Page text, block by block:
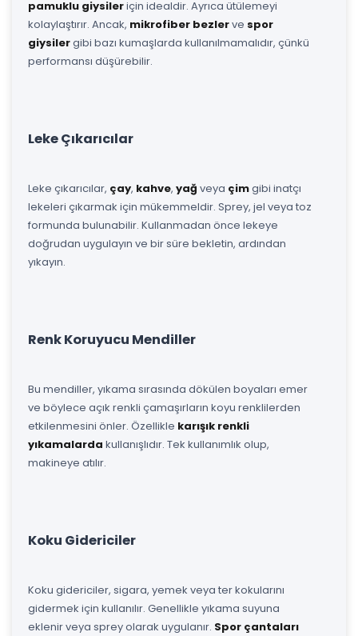
pamuklu giysileriçin idealdir. Ayrıca ütülemeyi
kolaylaştırır. Ancak, mikrofiber bezlerve spor
giysilergibi bazı kumaşlarda kullanılmamalıdır, çünkü
performansı düşürebilir.
Leke Çıkarıcılar
Leke çıkarıcılar, çay, kahve, yağ veya çimgibi inatçı
lekeleri çıkarmak için mükemmeldir. Sprey, jel veya toz
formunda bulunabilir. Kullanmadan önce lekeye
doğrudan uygulayın ve bir süre bekletin, ardından
yıkayın.
Renk Koruyucu Mendiller
Bu mendiller, yıkama sırasında dökülen boyaları emer
ve böylece açık renkli çamaşırların koyu renklilerden
etkilenmesini önler. Özellikle karışık renkli
yıkamalarda kullanışlıdır. Tek kullanımlık olup,
makineye atılır.
Koku Gidericiler
Koku gidericiler, sigara, yemek veya ter kokularını
gidermek için kullanılır. Genellikle yıkama suyuna
eklenir veya sprey olarak uygulanır. Spor çantaları